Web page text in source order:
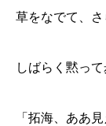
草をなでて、さ
しばらく黙っ
「拓海、ああ